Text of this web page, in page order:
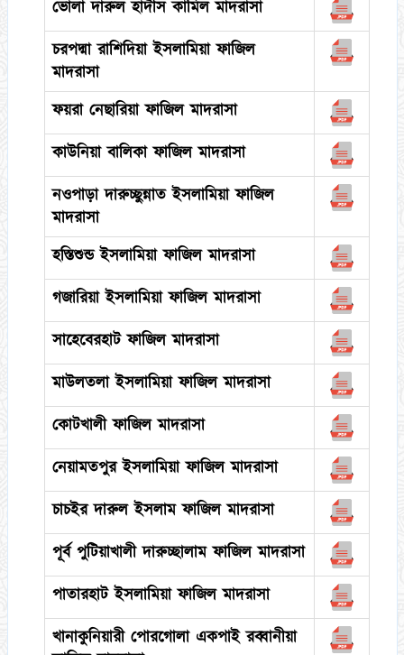
ভোলা দারুল হাদীস কামিল মাদরাসা
চরপদ্মা রাশিদিয়া ইসলামিয়া ফাজিল
মাদরাসা
ফয়রা নেছারিয়া ফাজিল মাদরাসা
কাউনিয়া বালিকা ফাজিল মাদরাসা
নওপাড়া দারুচ্ছুন্নাত ইসলামিয়া ফাজিল
মাদরাসা
হস্তিশুন্ড ইসলামিয়া ফাজিল মাদরাসা
গজারিয়া ইসলামিয়া ফাজিল মাদরাসা
সাহেবেরহাট ফাজিল মাদরাসা
মাউলতলা ইসলামিয়া ফাজিল মাদরাসা
কোটখালী ফাজিল মাদরাসা
নেয়ামতপুর ইসলামিয়া ফাজিল মাদরাসা
চাচইর দারুল ইসলাম ফাজিল মাদরাসা
পূর্ব পুটিয়াখালী দারুচ্ছালাম ফাজিল মাদরাসা
পাতারহাট ইসলামিয়া ফাজিল মাদরাসা
খানাকুনিয়ারী পোরগোলা একপাই রব্বানীয়া